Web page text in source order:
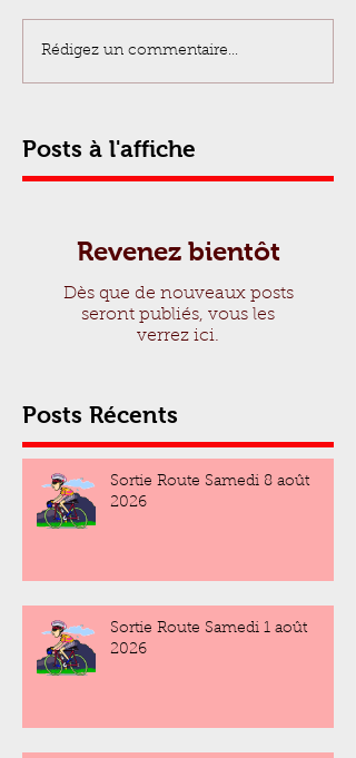
Rédigez un commentaire...
Posts à l'affiche
Revenez bientôt
Dès que de nouveaux posts
seront publiés, vous les
verrez ici.
Posts Récents
Sortie Route Samedi 8 août
2026
Sortie Route Samedi 1 août
2026